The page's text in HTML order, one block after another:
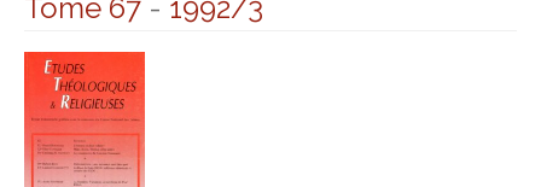
Tome 67 - 1992/3